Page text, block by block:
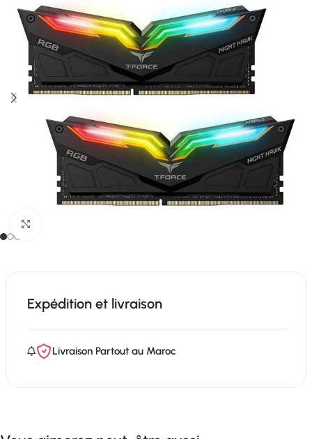
Expédition et livraison
Livraison Partout au Maroc